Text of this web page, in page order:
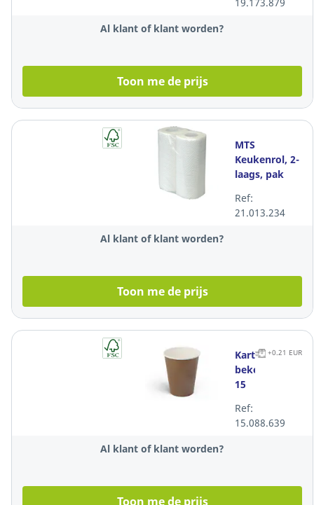
Al klant of klant worden?
Toon me de prijs
MTS
Keukenrol, 2-
laags, pak
rollen
Ref:
21.013.234
Al klant of klant worden?
Toon me de prijs
+0.21 EUR
Kartonnen
beker,
15
kraft,
pak
Ref:
15.088.639
Al klant of klant worden?
Toon me de prijs